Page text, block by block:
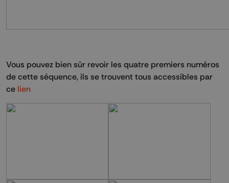
Vous pouvez bien sûr revoir les quatre premiers numéros
de cette séquence, ils se trouvent tous accessibles par
ce lien